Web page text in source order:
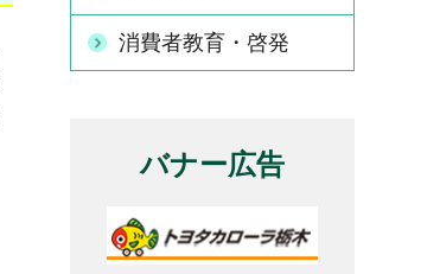
消費者教育・啓発
バナー広告